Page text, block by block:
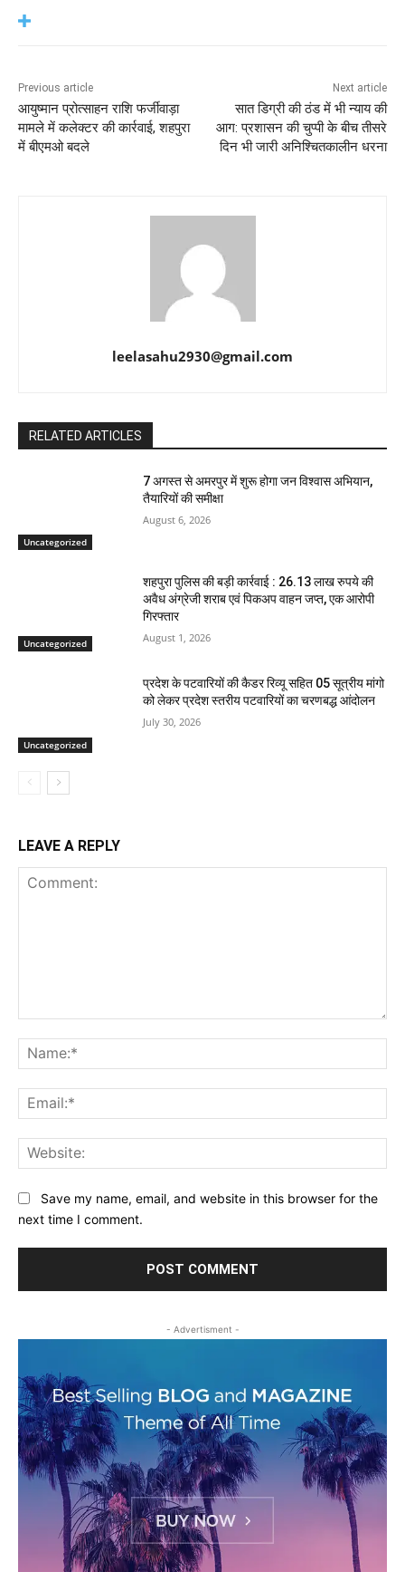
Previous article
आयुष्मान प्रोत्साहन राशि फर्जीवाड़ा
मामले में कलेक्टर की कार्रवाई, शहपुरा
में बीएमओ बदले
Next article
सात डिग्री की ठंड में भी न्याय की
आग: प्रशासन की चुप्पी के बीच तीसरे
दिन भी जारी अनिश्चितकालीन धरना
leelasahu2930@gmail.com
RELATED ARTICLES
Uncategorized
7 अगस्त से अमरपुर में शुरू होगा जन विश्वास अभियान,
तैयारियों की समीक्षा
August 6, 2026
Uncategorized
शहपुरा पुलिस की बड़ी कार्रवाई : 26.13 लाख रुपये की
अवैध अंग्रेजी शराब एवं पिकअप वाहन जप्त, एक आरोपी
गिरफ्तार
August 1, 2026
Uncategorized
प्रदेश के पटवारियों की कैडर रिव्यू सहित 05 सूत्रीय मांगो
को लेकर प्रदेश स्तरीय पटवारियों का चरणबद्ध आंदोलन
July 30, 2026
LEAVE A REPLY
Save my name, email, and website in this browser for the
next time I comment.
- Advertisment -